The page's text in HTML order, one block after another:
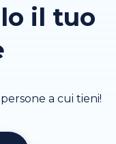
il tuo
a cui tieni!